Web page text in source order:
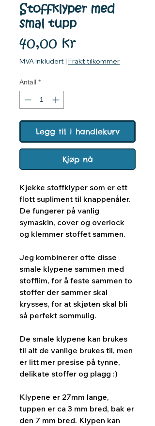
Stoffklyper med
smal tupp
40,00 krPris
MVA Inkludert | Frakt tilkommer
Antall *
Legg til i handlekurv
Kjøp nå
Kjekke stoffklyper som er ett
flott supliment til knappenåler.
De fungerer på vanlig
symaskin, cover og overlock
og klemmer stoffet sammen.
Jeg kombinerer ofte disse
smale klypene sammen med
stofflim, for å feste sammen to
stoffer der sømmer skal
krysses, for at skjøten skal bli
så perfekt sommulig.
De smale klypene kan brukes
til alt de vanlige brukes til, men
er litt mer presise på tynne,
delikate stoffer og plagg :)
Klypene er 27mm lange,
tuppen er ca 3 mm bred, bak er
den 7 mm bred. Klypen kan